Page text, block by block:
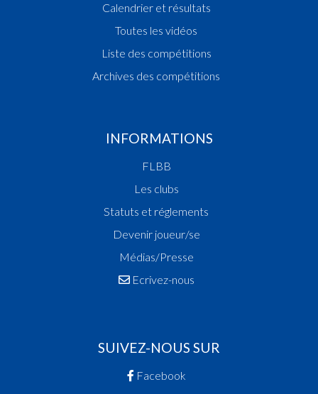
Calendrier et résultats
Toutes les vidéos
Liste des compétitions
Archives des compétitions
INFORMATIONS
FLBB
Les clubs
Statuts et réglements
Devenir joueur/se
Médias/Presse
Ecrivez-nous
SUIVEZ-NOUS SUR
Facebook